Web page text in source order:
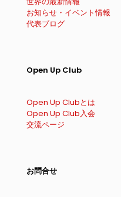
お知らせ・イベント情報
代表ブログ
Open Up Club
Open Up Clubとは
Open Up Club入会
交流ページ
お問合せ